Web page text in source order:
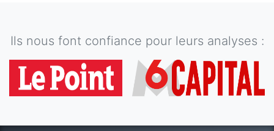
Ils nous font confiance pour leurs analyses :